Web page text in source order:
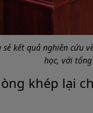
sẻ kết quả nghiên
học, với
khép lại